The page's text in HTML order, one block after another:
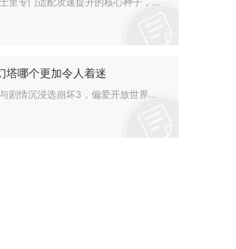
塔哪个更加令人着迷
追求极致动作爽感与剧情沉浸选崩坏3，偏爱开放世界自由探索与社...